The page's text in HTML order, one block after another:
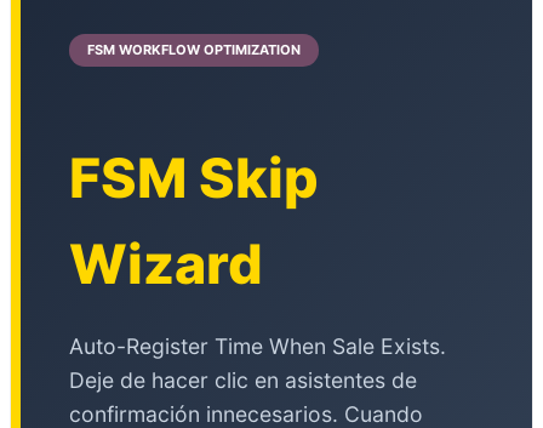
FSM WORKFLOW OPTIMIZATION
FSM Skip
Wizard
Auto-Register Time When Sale Exists.
Deje de hacer clic en asistentes de
confirmación innecesarios. Cuando